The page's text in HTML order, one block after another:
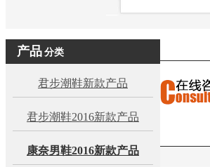
产品 分类
君步潮鞋新款产品
君步潮鞋2016新款产品
康奈男鞋2016新款产品